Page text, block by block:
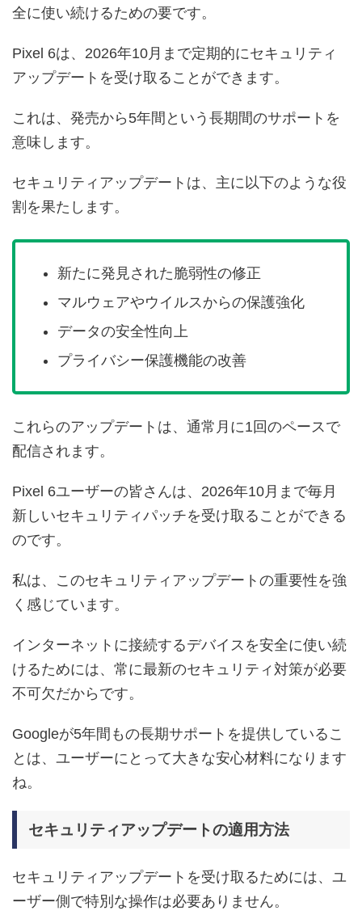
全に使い続けるための要です。
Pixel 6は、2026年10月まで定期的にセキュリティ
アップデートを受け取ることができます。
これは、発売から5年間という長期間のサポートを
意味します。
セキュリティアップデートは、主に以下のような役
割を果たします。
新たに発見された脆弱性の修正
マルウェアやウイルスからの保護強化
データの安全性向上
プライバシー保護機能の改善
これらのアップデートは、通常月に1回のペースで
配信されます。
Pixel 6ユーザーの皆さんは、2026年10月まで毎月
新しいセキュリティパッチを受け取ることができる
のです。
私は、このセキュリティアップデートの重要性を強
く感じています。
インターネットに接続するデバイスを安全に使い続
けるためには、常に最新のセキュリティ対策が必要
不可欠だからです。
Googleが5年間もの長期サポートを提供しているこ
とは、ユーザーにとって大きな安心材料になります
ね。
セキュリティアップデートの適用方法
セキュリティアップデートを受け取るためには、ユ
ーザー側で特別な操作は必要ありません。